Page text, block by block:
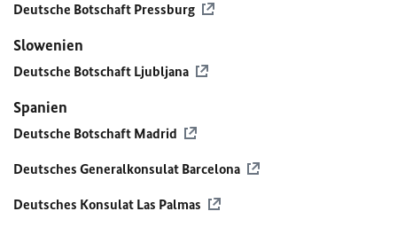
Deutsche Botschaft Pressburg
Slowenien
Deutsche Botschaft Ljubljana
Spanien
Deutsche Botschaft Madrid
Deutsches Generalkonsulat Barcelona
Deutsches Konsulat Las Palmas